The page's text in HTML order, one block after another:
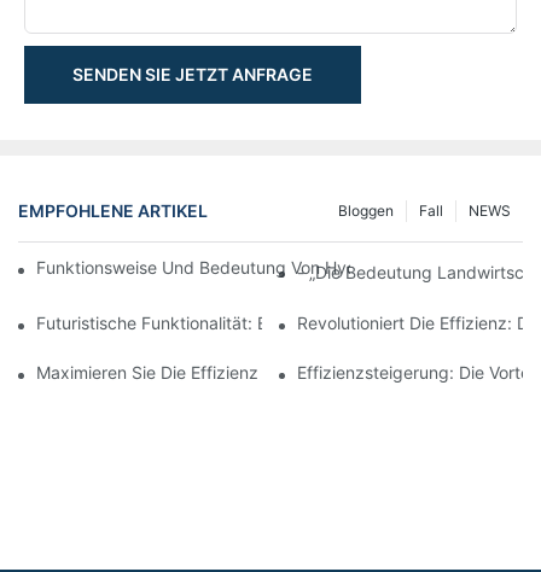
SENDEN SIE JETZT ANFRAGE
EMPFOHLENE ARTIKEL NEWS
Fall
Bloggen
Funktionsweise Und Bedeutung Von Hydraulikzylindern Mit
- „Die Bedeutung
Futuristische Funktionalität: Erkundung Des Elektrischen
Revolutioniert Die Effizienz:
Maximieren Sie Die Effizienz Mit Einem Teleskop-
Effizienzsteigerung: Die